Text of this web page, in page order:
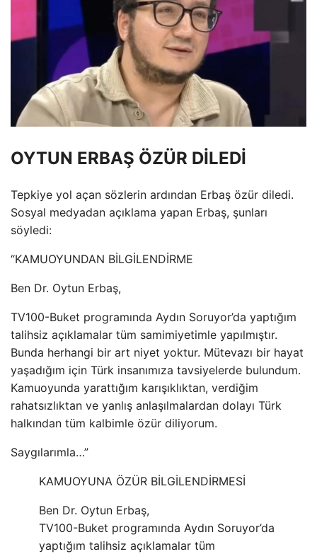
OYTUN ERBAŞ ÖZÜR DİLEDİ
Tepkiye yol açan sözlerin ardından Erbaş özür diledi.
Sosyal medyadan açıklama yapan Erbaş, şunları
söyledi:
“KAMUOYUNDAN BİLGİLENDİRME
Ben Dr. Oytun Erbaş,
TV100-Buket programında Aydın Soruyor’da yaptığım
talihsiz açıklamalar tüm samimiyetimle yapılmıştır.
Bunda herhangi bir art niyet yoktur. Mütevazı bir hayat
yaşadığım için Türk insanımıza tavsiyelerde bulundum.
Kamuoyunda yarattığım karışıklıktan, verdiğim
rahatsızlıktan ve yanlış anlaşılmalardan dolayı Türk
halkından tüm kalbimle özür diliyorum.
Saygılarımla…”
KAMUOYUNA ÖZÜR BİLGİLENDİRMESİ
Ben Dr. Oytun Erbaş,
TV100-Buket programında Aydın Soruyor’da
yaptığım talihsiz açıklamalar tüm